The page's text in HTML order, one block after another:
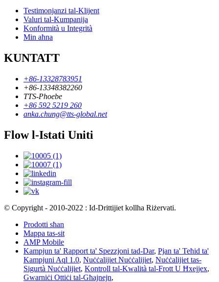
Testimonjanzi tal-Klijent
Valuri tal-Kumpanija
Konformità u Integrità
Min aħna
KUNTATT
+86-13328783951
+86-13348382260
TTS-Phoebe
+86 592 5219 260
anka.chung@tts-global.net
Flow l-Istati Uniti
© Copyright - 2010-2022 : Id-Drittijiet kollha Riżervati.
Prodotti sħan
Mappa tas-sit
AMP Mobile
Kampjun ta' Rapport ta' Spezzjoni tad-Dar, Pjan ta' Teħid ta'
Kampjuni Aql 1.0, Nuċċalijiet Nuċċalijiet, Nuċċalijiet tas-
Sigurtà Nuċċalijiet, Kontroll tal-Kwalità tal-Frott U Ħxejjex,
Gwarniċi Ottiċi tal-Għajnejn,